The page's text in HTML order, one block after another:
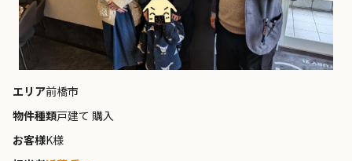
エリア前橋市
物件種類戸建て 購入
お客様K様